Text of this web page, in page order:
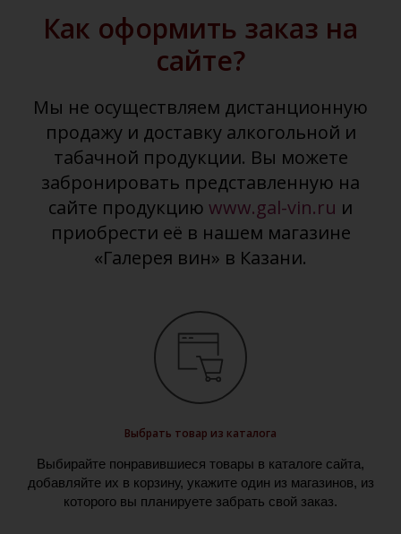
Как оформить заказ на
сайте?
Мы не осуществляем дистанционную
продажу и доставку алкогольной и
табачной продукции. Вы можете
забронировать представленную на
сайте продукцию www.gal-vin.ru и
приобрести её в нашем магазине
«Галерея вин» в Казани.
Выбрать товар из каталога
Выбирайте понравившиеся товары в каталоге сайта,
добавляйте их в корзину, укажите один из магазинов, из
которого вы планируете забрать свой заказ.